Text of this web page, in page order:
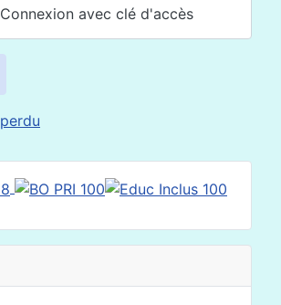
Connexion avec clé d'accès